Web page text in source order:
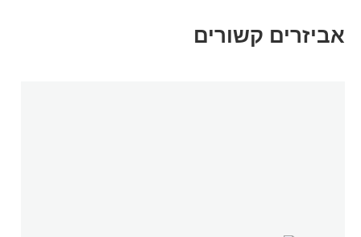
אביזרים קשורים